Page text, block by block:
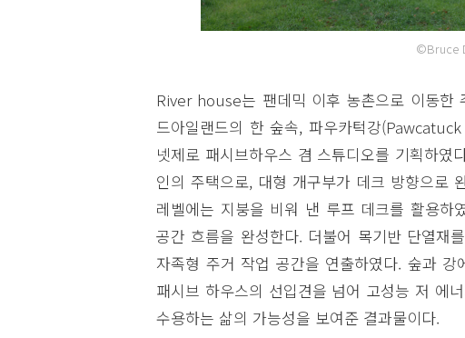
©Bruce
River house는 팬데믹 이후 농촌으로 이동한
드아일랜드의 한 숲속, 파우카턱강
넷제로 패시브하우스 겸 스튜디오를 기획하
인의 주택으로, 대형 개구부가 데크 방향으로
레벨에는 지붕을 비워 낸 루프 데크를 활용하
공간 흐름을 완성한다. 더불어 목기반 단열재
자족형 주거 작업 공간을 연출하였다. 숲과
패시브 하우스의 선입견을 넘어 고성능 저 에
수용하는 삶의 가능성을 보여준 결과물이다.